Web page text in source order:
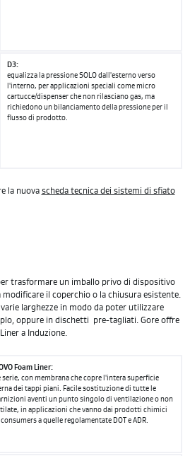
D3:
equalizza la pressione SOLO dall'esterno verso
l'interno, per applicazioni speciali come micro
cartucce/dispenser che non rilasciano gas, ma
richiedono un bilanciamento della pressione per il
flusso di prodotto.
la nuova scheda tecnica dei sistemi di sfiato
trasformare un imballo privo di dispositivo
il coperchio o la chiusura esistente.
larghezze in modo da poter utilizzare
oppure in dischetti pre-tagliati. Gore offre
a Induzione.
Foam Liner:
serie, con membrana che copre l'intera superficie
dei tappi piani. Facile sostituzione di tutte le
aventi un punto singolo di ventilazione o non
in applicazioni che vanno dai prodotti chimici
a quelle regolamentate DOT e ADR.